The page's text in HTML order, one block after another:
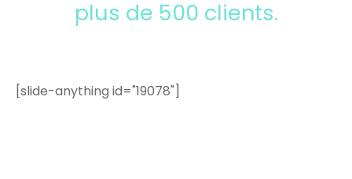
plus de 500 clients.
[slide-anything id="19078"]